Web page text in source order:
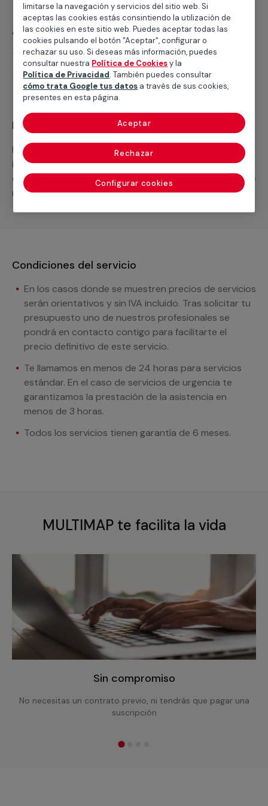
¿Qué incluye?
Desplazamiento
Presupuesto gratis y sin compromiso
Recuerda que en MULTIMAP
Podemos ofrecer cualquier servicio a medida
incluyendo todo lo que necesites: materiales,
equipamientos, electrodomésticos, etc. Cuéntanos que
necesitas cuando te llamemos.
Condiciones del servicio
En los casos donde se muestren precios de servicios
serán orientativos y sin IVA incluido. Tras solicitar tu
presupuesto uno de nuestros profesionales se
pondrá en contacto contigo para facilitarte el
precio definitivo de este servicio.
Te llamamos en menos de 24 horas para servicios
estándar. En el caso de servicios de urgencia te
garantizamos la prestación de la asistencia en
menos de 3 horas.
Todos los servicios tienen garantía de 6 meses.
MULTIMAP te facilita la vida
Sin compromiso
No necesitas un contrato previo, ni tendrás que pagar una
suscripción
limitarse la navegación y servicios del sitio web. Si
aceptas las cookies estás consintiendo la utilización de
las cookies en este sitio web. Puedes aceptar todas las
cookies pulsando el botón "Aceptar", configurar o
rechazar su uso. Si deseas más información, puedes
consultar nuestra Política de Cookiesy la
Política de Privacidad. También puedes consultar
cómo trata Google tus datos a través de sus cookies,
presentes en esta página.
Configurar cookies
Rechazar
Aceptar